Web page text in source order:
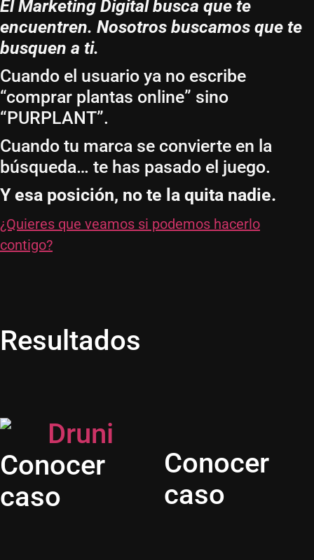
El Marketing Digital busca que te
encuentren. Nosotros buscamos que te
busquen a ti.
Cuando el usuario ya no escribe
“comprar plantas online” sino
“PURPLANT”.
Cuando tu marca se convierte en la
búsqueda… te has pasado el juego.
Y esa posición, no te la quita nadie.
¿Quieres que veamos si podemos hacerlo
contigo?
Resultados
Conocer
caso
Conocer
caso